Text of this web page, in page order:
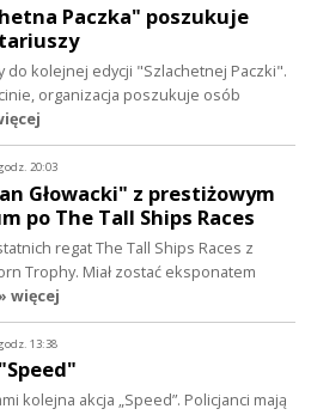
Paczka" poszukuje
kolejnej edycji "Szlachetnej Paczki".
organizacja poszukuje osób
20:03
Głowacki" z prestiżowym
po The Tall Ships Races
regat The Tall Ships Races z
Trophy. Miał zostać eksponatem
więcej
13:38
kolejna akcja „Speed”. Policjanci mają